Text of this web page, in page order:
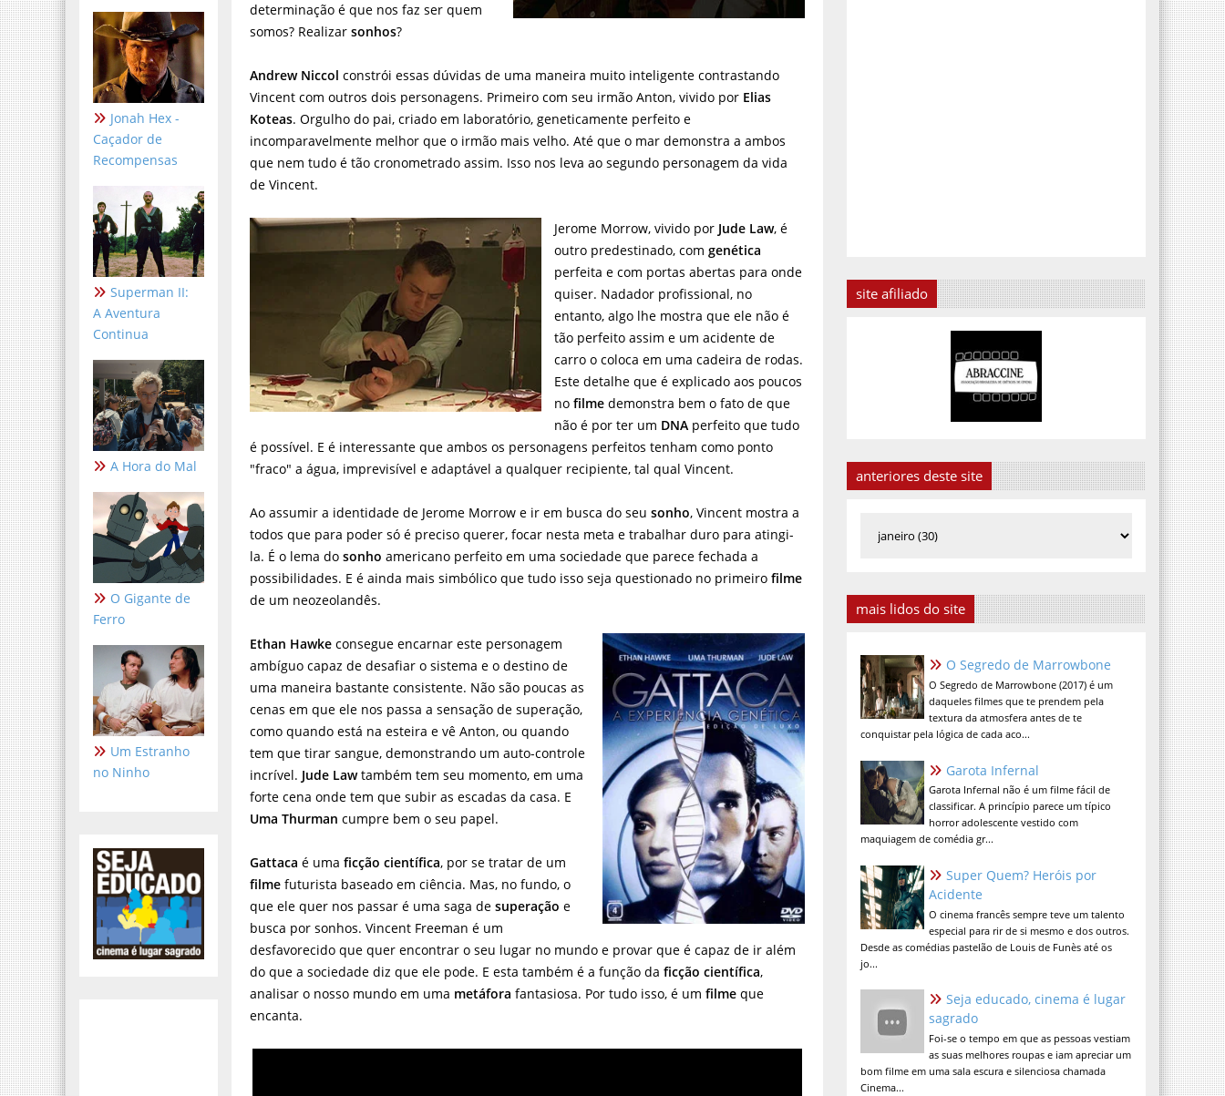
Jonah Hex -
Caçador de
Recompensas
Superman II:
A Aventura
Continua
A Hora do Mal
O Gigante de
Ferro
Um Estranho
no Ninho
determinação é que nos faz ser quem
somos? Realizarsonhos?
Andrew Niccol constrói essas dúvidas de uma maneira muito inteligente contrastando
Vincent com outros dois personagens. Primeiro com seu irmão Anton, vivido por Elias
Koteas. Orgulho do pai, criado em laboratório, geneticamente perfeito e
incomparavelmente melhor que o irmão mais velho. Até que o mar demonstra a ambos
que nem tudo é tão cronometrado assim. Isso nos leva ao segundo personagem da vida
de Vincent.
Jerome Morrow, vivido por Jude Law, é
outro predestinado, comgenética
perfeita e com portas abertas para onde
quiser. Nadador profissional, no
entanto, algo lhe mostra que ele não é
tão perfeito assim e um acidente de
carro o coloca em uma cadeira de rodas.
Este detalhe que é explicado aos poucos
nofilme demonstra bem o fato de que
não é por ter um DNA perfeito que tudo
é possível. E é interessante que ambos os personagens perfeitos tenham como ponto
"fraco" a água, imprevisível e adaptável a qualquer recipiente, tal qual Vincent.
Ao assumir a identidade de Jerome Morrow e ir em busca do seusonho, Vincent mostra a
todos que para poder só é preciso querer, focar nesta meta e trabalhar duro para atingi-
la. É o lema dosonho americano perfeito em uma sociedade que parece fechada a
possibilidades. E é ainda mais simbólico que tudo isso seja questionado no primeirofilme
de um neozeolandês.
Ethan Hawkeconsegue encarnar este personagem
ambíguo capaz de desafiar o sistema e o destino de
uma maneira bastante consistente. Não são poucas as
cenas em que ele nos passa a sensação de superação,
como quando está na esteira e vê Anton, ou quando
tem que tirar sangue, demonstrando um auto-controle
incrível. Jude Lawtambém tem seu momento, em uma
forte cena onde tem que subir as escadas da casa. E
Uma Thurman cumpre bem o seu papel.
Gattaca é umaficção científica, por se tratar de um
filme futurista baseado em ciência. Mas, no fundo, o
que ele quer nos passar é uma saga desuperação e
busca por sonhos. Vincent Freeman é um
desfavorecido que quer encontrar o seu lugar no mundo e provar que é capaz de ir além
do que a sociedade diz que ele pode. E esta também é a função daficção científica,
analisar o nosso mundo em uma metáfora fantasiosa. Por tudo isso, é umfilme que
encanta.
site afiliado
anteriores deste site
mais lidos do site
O Segredo de Marrowbone
O Segredo de Marrowbone (2017) é um
daqueles filmes que te prendem pela
textura da atmosfera antes de te
conquistar pela lógica de cada aco...
Garota Infernal
Garota Infernal não é um filme fácil de
classificar. A princípio parece um típico
horror adolescente vestido com
maquiagem de comédia gr...
Super Quem? Heróis por
Acidente
O cinema francês sempre teve um talento
especial para rir de si mesmo e dos outros.
Desde as comédias pastelão de Louis de Funès até os
jo...
Seja educado, cinema é lugar
sagrado
Foi-se o tempo em que as pessoas vestiam
as suas melhores roupas e iam apreciar um
bom filme em uma sala escura e silenciosa chamada
Cinema...